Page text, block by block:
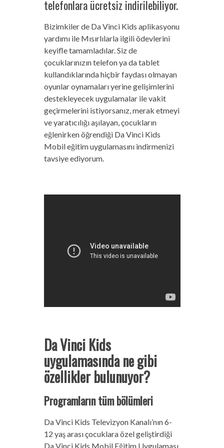
telefonlara ücretsiz indirilebiliyor.
Bizimkiler de Da Vinci Kids aplikasyonu
yardımı ile Mısırlılarla ilgili ödevlerini
keyifle tamamladılar. Siz de
çocuklarınızın telefon ya da tablet
kullandıklarında hiçbir faydası olmayan
oyunlar oynamaları yerine gelişimlerini
destekleyecek uygulamalar ile vakit
geçirmelerini istiyorsanız, merak etmeyi
ve yaratıcılığı aşılayan, çocukların
eğlenirken öğrendiği Da Vinci Kids
Mobil eğitim uygulamasını indirmenizi
tavsiye ediyorum.
Da Vinci Kids
uygulamasında ne gibi
özellikler bulunuyor?
Programların tüm bölümleri
Da Vinci Kids Televizyon Kanalı’nın 6-
12 yaş arası çocuklara özel geliştirdiği
Da Vinci Kids Mobil Eğitim Uygulaması,